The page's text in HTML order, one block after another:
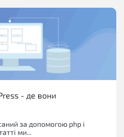
- де вони
за допомогою php і
ми...